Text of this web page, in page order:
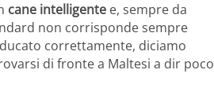
cane intelligente e, sempre da
non corrisponde sempre
correttamente, diciamo
di fronte a Maltesi a dir poco